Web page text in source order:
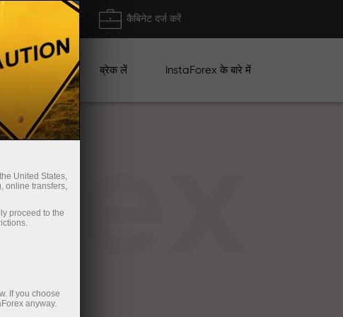
कैबिनेट दर्ज करें
अभियान ब्रेक लें InstaForex के बारे में
United States,
online transfers,
proceed to the
If you choose
anyway.